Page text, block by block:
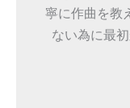
寧に作曲を教
ない為に最